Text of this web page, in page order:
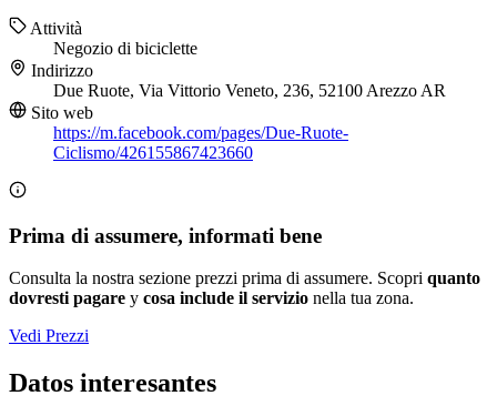
Attività
Negozio di biciclette
Indirizzo
Due Ruote, Via Vittorio Veneto, 236, 52100 Arezzo AR
Sito web
https://m.facebook.com/pages/Due-Ruote-
Ciclismo/426155867423660
Prima di assumere, informati bene
Consulta la nostra sezione prezzi prima di assumere. Scopri quanto
dovresti pagare y cosa include il servizio nella tua zona.
Vedi Prezzi
Datos interesantes